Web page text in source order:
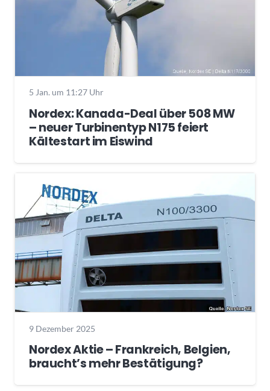
5 Jan. um 11:27 Uhr
Nordex: Kanada-Deal über 508 MW
– neuer Turbinentyp N175 feiert
Kältestart im Eiswind
9 Dezember 2025
Nordex Aktie – Frankreich, Belgien,
braucht’s mehr Bestätigung?